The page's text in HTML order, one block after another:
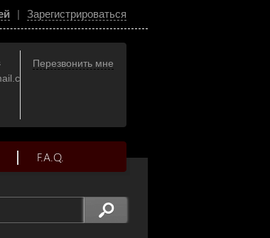
| Зарегистрироваться
Перезвонить мне
F.A.Q.